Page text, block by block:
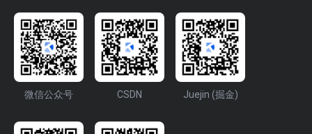
微信公众号 CSDN Juejin (掘金)